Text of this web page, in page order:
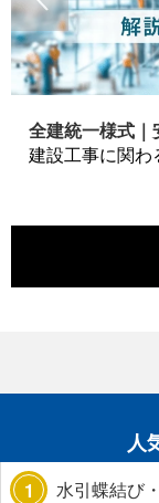
全建統一様式
人
1 水引蝶結び